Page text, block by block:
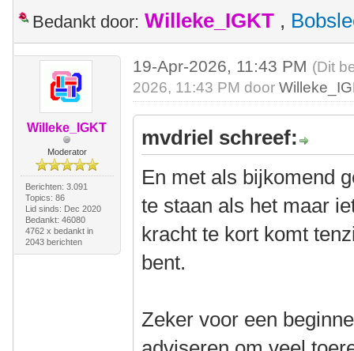
Bedankt door: Willeke_IGKT ,
Willeke_IGKT
Moderator
Berichten: 3.091
Topics: 86
Lid sinds: Dec 2020
Bedankt: 46080
4762 x bedankt in
2043 berichten
19-Apr-2026, 11:43 PM (Dit
2026, 11:43 PM door
mvdriel schreef:
En met als bijkomend
te staan als het maar
kracht te kort komt
bent.
Zeker voor een